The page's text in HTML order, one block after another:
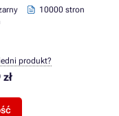
10000 stron
produkt?